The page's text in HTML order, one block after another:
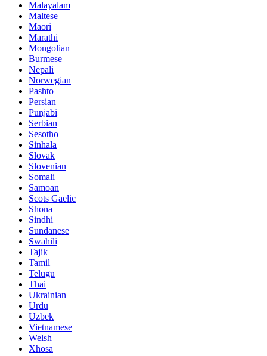
Malayalam
Maltese
Maori
Marathi
Mongolian
Burmese
Nepali
Norwegian
Pashto
Persian
Punjabi
Serbian
Sesotho
Sinhala
Slovak
Slovenian
Somali
Samoan
Scots Gaelic
Shona
Sindhi
Sundanese
Swahili
Tajik
Tamil
Telugu
Thai
Ukrainian
Urdu
Uzbek
Vietnamese
Welsh
Xhosa